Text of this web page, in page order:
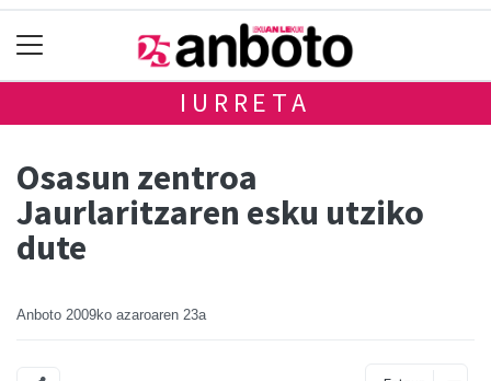
IURRETA
Osasun zentroa
Jaurlaritzaren esku utziko
dute
Anboto 2009ko azaroaren 23a